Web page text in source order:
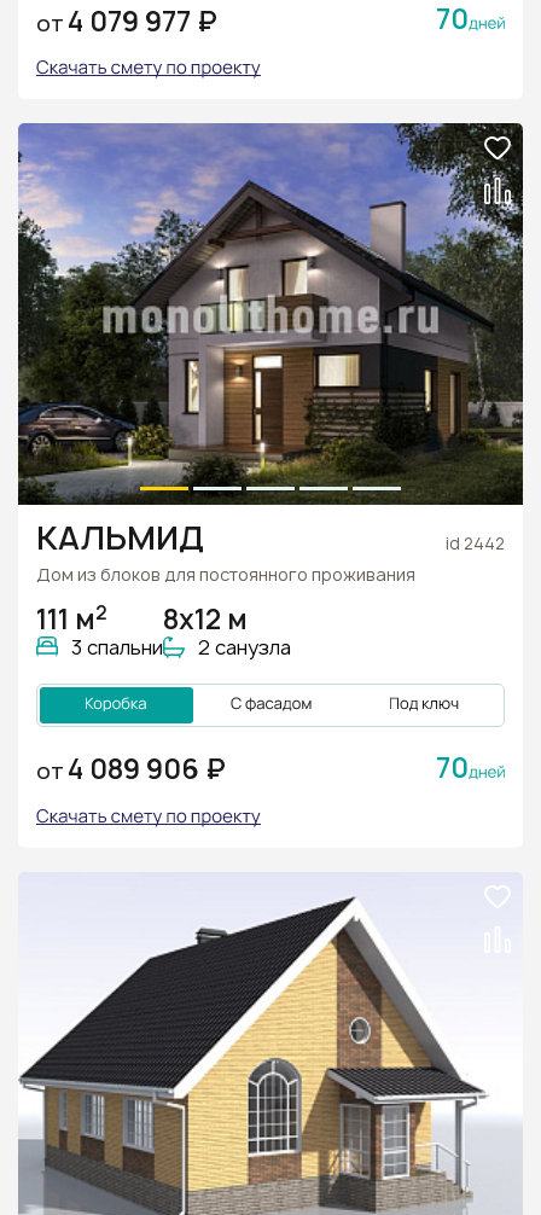
ОТ 4 079 977 ₽ 70
КАЛЬМИД id 2442
Дом из блоков для постоянного проживания
111 м2
3 спальни
8x12 м
2 санузла
ОТ 4 089 906 ₽ 70